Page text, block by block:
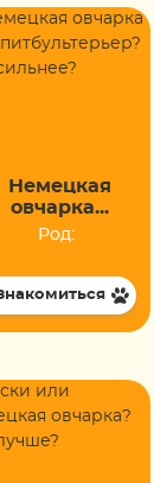
Немецкая
овчарка...
Род: